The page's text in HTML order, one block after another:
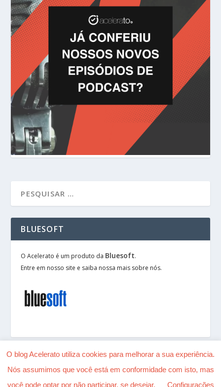
BLUESOFT
O Acelerato é um produto da Bluesoft.
Entre em nosso site e saiba nossa mais sobre nós.
Desenhado porElegant Themes| Alimentado por
O blog Acelerato utiliza cookies para melhorar a sua experiência.
Nós assumimos que você está em conformidade com isto, mas
você pode optar por não participar, se desejar.
Configurações